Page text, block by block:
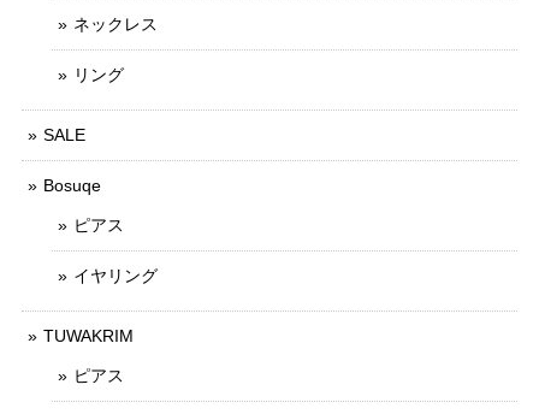
ネックレス
リング
SALE
Bosuqe
ピアス
イヤリング
TUWAKRIM
ピアス